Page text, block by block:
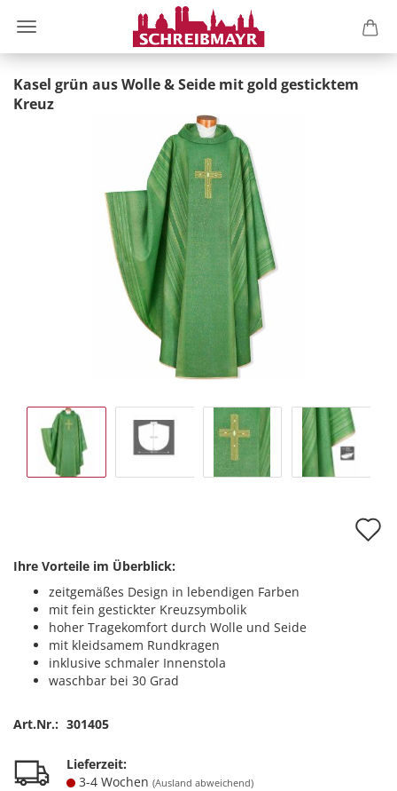
Kasel grün aus Wolle & Seide mit gold gesticktem
Kreuz
Ihre Vorteile im Überblick:
zeitgemäßes Design in lebendigen Farben
mit fein gestickter Kreuzsymbolik
hoher Tragekomfort durch Wolle und Seide
mit kleidsamem Rundkragen
inklusive schmaler Innenstola
waschbar bei 30 Grad
Art.Nr.: 301405
Lieferzeit:
3-4 Wochen (Ausland abweichend)